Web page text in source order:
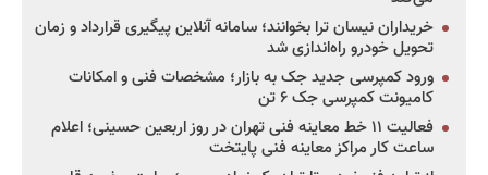
خریداران نیسان ترا بخوانند؛ سامانه آنلاین پیگیری قرارداد و زمان
تحویل خودرو راه‌اندازی شد
ورود کمپرسی جدید جک به بازار؛ مشخصات فنی و امکانات
کامیونت کمپرسی جک ۶ تن
فعالیت ۱۱ خط معاینه فنی تهران در روز اربعین حسینی؛ اعلام
ساعت کار مراکز معاینه فنی پایتخت